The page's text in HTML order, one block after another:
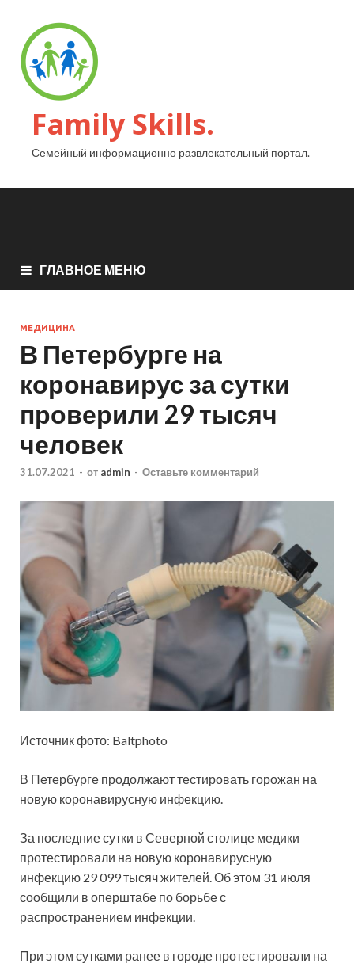
Family Skills.
Семейный информационно развлекательный портал.
ГЛАВНОЕ МЕНЮ
МЕДИЦИНА
В Петербурге на
коронавирус за сутки
проверили 29 тысяч
человек
31.07.2021 - от admin - Оставьте комментарий
Источник фото: Baltphoto
В Петербурге продолжают тестировать горожан на
новую коронавирусную инфекцию.
За последние сутки в Северной столице медики
протестировали на новую коронавирусную
инфекцию 29 099 тысяч жителей. Об этом 31 июля
сообщили в оперштабе по борьбе с
распространением инфекции.
При этом сутками ранее в городе протестировали на